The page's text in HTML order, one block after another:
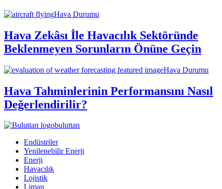
Hava Durumu
Hava Zekâsı İle Havacılık Sektöründe
Beklenmeyen Sorunların Önüne Geçin
Hava Durumu
Hava Tahminlerinin Performansını Nasıl
Değerlendirilir?
buluttan
Endüstriler
Yenilenebilir Enerji
Enerji
Havacılık
Lojistik
Liman